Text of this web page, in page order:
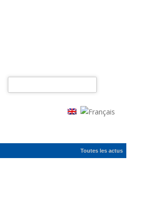
Rechercher :
Toutes les actus